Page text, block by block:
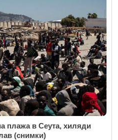
плажа в Сеута, хиляди
(снимки)